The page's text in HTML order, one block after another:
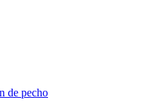
de pecho